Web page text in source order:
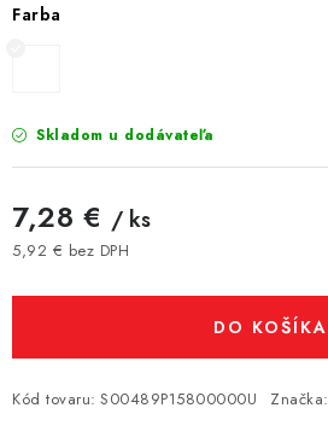
Farba
Skladom u dodávateľa
7,28 € / ks
5,92 € bez DPH
DO KOŠÍKA
Kód tovaru: S00489P15800000U Značka: